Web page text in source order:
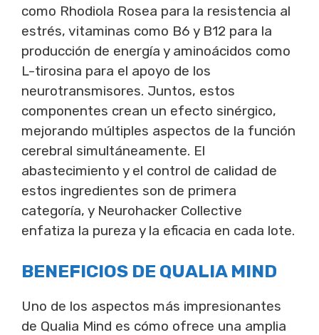
como Rhodiola Rosea para la resistencia al
estrés, vitaminas como B6 y B12 para la
producción de energía y aminoácidos como
L-tirosina para el apoyo de los
neurotransmisores. Juntos, estos
componentes crean un efecto sinérgico,
mejorando múltiples aspectos de la función
cerebral simultáneamente. El
abastecimiento y el control de calidad de
estos ingredientes son de primera
categoría, y Neurohacker Collective
enfatiza la pureza y la eficacia en cada lote.
BENEFICIOS DE QUALIA MIND
Uno de los aspectos más impresionantes
de Qualia Mind es cómo ofrece una amplia